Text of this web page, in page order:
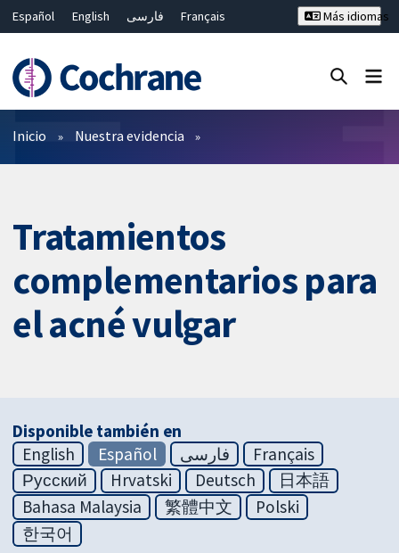
Español English فارسی
Français
Bahasa Malaysia
ไทย 繁體中文
Más idiomas
Filtros
Inicio Nuestra evidencia
Tratamientos
complementarios para
el acné vulgar
Disponible también en
English
Español فارسی
Français
Русский
Hrvatski Deutsch
日本語
Bahasa Malaysia
繁體中文
Polski
한국어